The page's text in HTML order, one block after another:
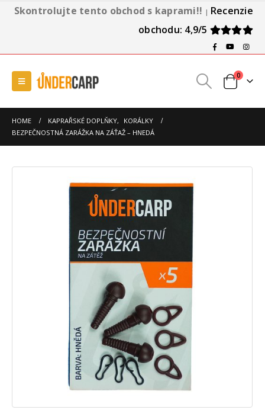
Skontrolujte tento obchod s kaprami!! | Recenzie
obchodu: 4,9/5
0
HOME KAPRAŘSKÉ DOPLŇKY,
KORÁLKY
BEZPEČNOSTNÁ ZARÁŽKA NA ZÁŤAŽ – HNEDÁ